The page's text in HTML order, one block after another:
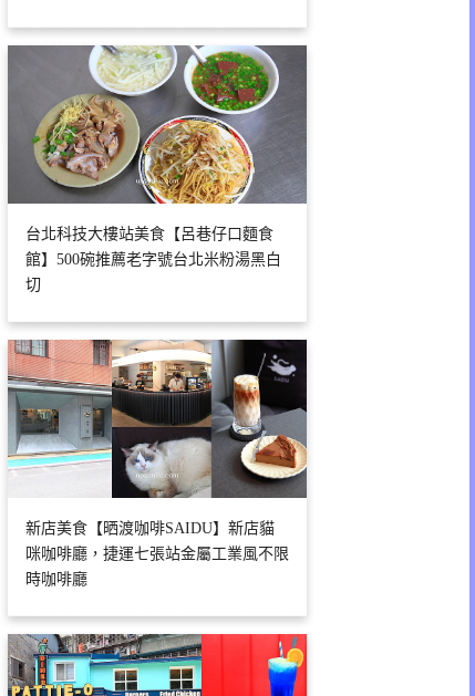
台北科技大樓站美食【呂巷仔口麵食
館】500碗推薦老字號台北米粉湯黑白
切
新店美食【晒渡咖啡SAIDU】新店貓
咪咖啡廳，捷運七張站金屬工業風不限
時咖啡廳